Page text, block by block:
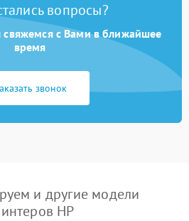
вопросы?
свяжемся с Вами в ближайшее
время
звонок
и другие модели
HP